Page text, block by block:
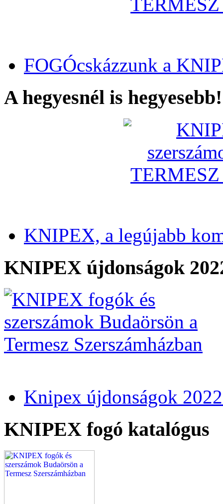
FOGÓcskázzunk a
A hegyesnél is hegyesebb!
KNIPEX, a legújabb
KNIPEX újdonságok
Knipex újdonságok
KNIPEX fogó katalógus